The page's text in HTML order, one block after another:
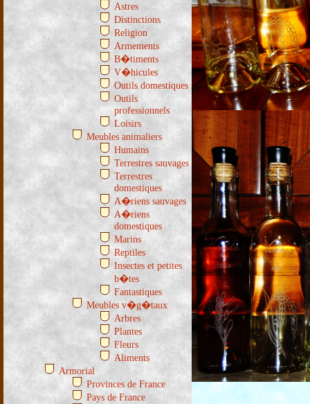
Astres
Distinctions
Religion
Armements
B�timents
V�hicules
Outils domestiques
Outils
professionnels
Loisirs
Meubles animaliers
Humains
Terrestres sauvages
Terrestres
domestiques
A�riens sauvages
A�riens
domestiques
Marins
Reptiles
Insectes et petites
b�tes
Fantastiques
Meubles v�g�taux
Arbres
Plantes
Fleurs
Aliments
Armorial
Provinces de France
Pays de France